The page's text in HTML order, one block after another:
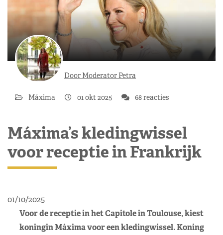
Door Moderator Petra
Máxima 01 okt 2025 68 reacties
Máxima’s kledingwissel
voor receptie in Frankrijk
01/10/2025
Voor de receptie in het Capitole in Toulouse, kiest
koningin Máxima voor een kledingwissel. Koning